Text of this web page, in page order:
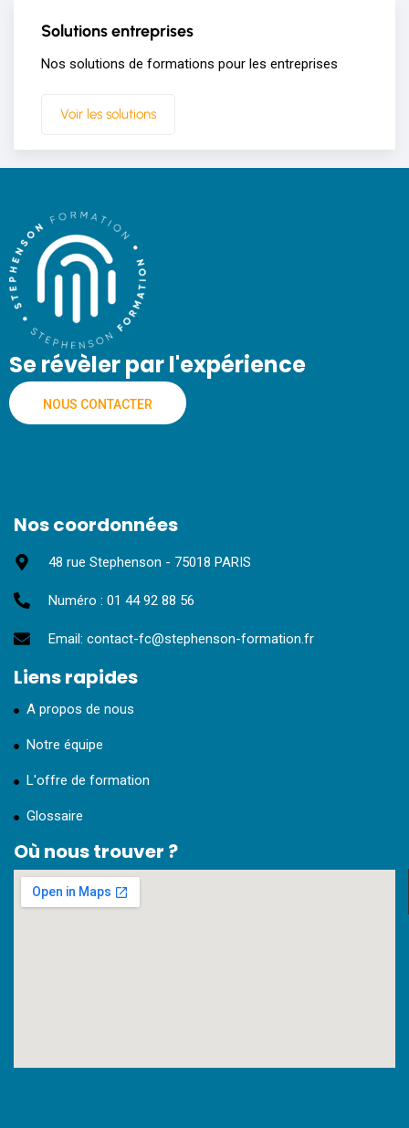
Solutions entreprises
Nos solutions de formations pour les entreprises
Voir les solutions
Se révèler par l'expérience
NOUS CONTACTER
Nos coordonnées
48 rue Stephenson - 75018 PARIS
Numéro : 01 44 92 88 56
Email: contact-fc@stephenson-formation.fr
Liens rapides
A propos de nous
Notre équipe
L'offre de formation
Glossaire
Où nous trouver ?